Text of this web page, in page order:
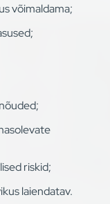
võimaldama;
riskid;
laiendatav.